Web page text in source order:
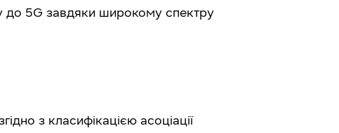
до 5G завдяки широкому спектру
з класифікацією асоціації